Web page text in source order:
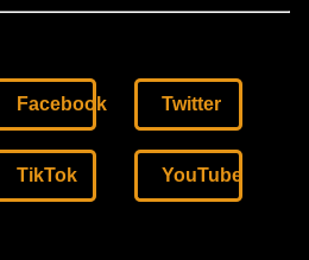
Facebook Twitter
TikTok YouTube